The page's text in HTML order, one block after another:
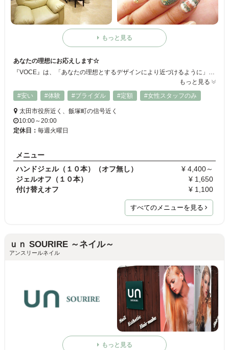
もっと見る
あなたの理想にお応えします☆
『VOCE』は、「あなたの理想とするデザインにより近づけるように」をコンセプトに、ネイリストがお客様と綿密にカウンセリングをさせていただき、より良い形に導くためのサービスを行っております！ですので、まだネイルをしたことがない方も、ご来店をお待ちしております♪
もっと見る
#安い
#体験 #ブライダル #定額 #女性スタッフのみ
太田市役所近く、飯塚町の信号近く
10:00～20:00
定休日： 毎週火曜日
メニュー
ハンドジェル（１０本）（オフ無し）
¥ 4,400～
ジェルオフ（１０本）
¥ 1,650
付け替えオフ
¥ 1,100
すべてのメニューを見る
ｕｎ SOURIRE ～ネイル～
アンスリールネイル
もっと見る